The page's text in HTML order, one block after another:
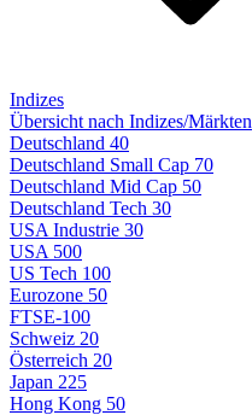
Indizes
Übersicht nach Indizes/Märkten
Deutschland 40
Deutschland Small Cap 70
Deutschland Mid Cap 50
Deutschland Tech 30
USA Industrie 30
USA 500
US Tech 100
Eurozone 50
FTSE-100
Schweiz 20
Österreich 20
Japan 225
Hong Kong 50